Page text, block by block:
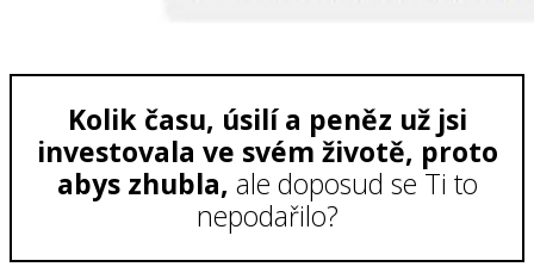
Kolik času, úsilí a peněz už jsi
investovala ve svém životě, proto
abys zhubla, ale doposud se Ti to
nepodařilo?